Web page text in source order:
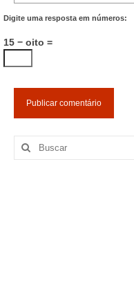
Digite uma resposta em números:
15 − oito =